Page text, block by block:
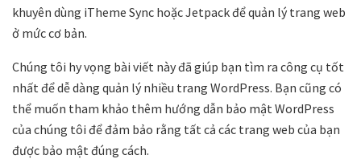
khuyên dùng iTheme Sync hoặc Jetpack để quản lý trang web
ở mức cơ bản.
Chúng tôi hy vọng bài viết này đã giúp bạn tìm ra công cụ tốt
nhất để dễ dàng quản lý nhiều trang WordPress. Bạn cũng có
thể muốn tham khảo thêm hướng dẫn bảo mật WordPress
của chúng tôi để đảm bảo rằng tất cả các trang web của bạn
được bảo mật đúng cách.